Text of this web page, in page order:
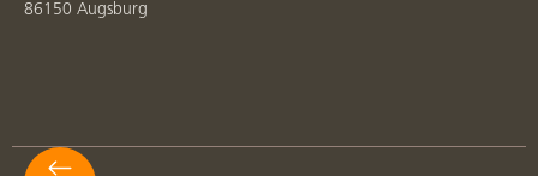
86150 Augsburg